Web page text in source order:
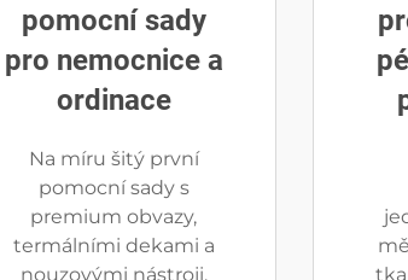
pomocní sady
pro nemocnice a
ordinace
Na míru šitý první
pomocní sady s
premium obvazy,
termálními dekami a
nouzovými nástroji,